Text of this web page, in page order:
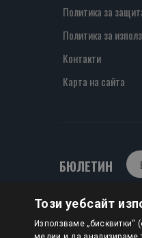
Политика за
Политика за
Контакти
Карта на сайта
БЮЛЕТИН
Авторско право ©
Този уебсайт
Използваме